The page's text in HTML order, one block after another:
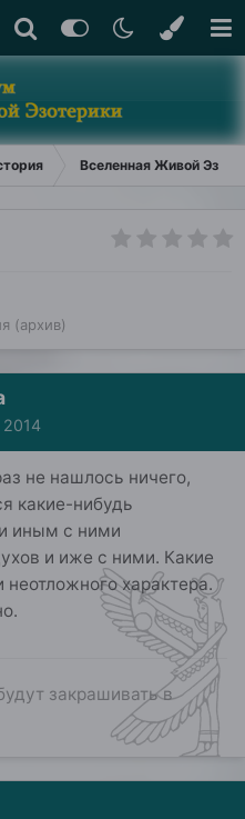
Вселенная Живой
(архив)
не нашлось ничего,
какие-нибудь
иным с ними
и иже с ними. Какие
характера.
закрашивать в